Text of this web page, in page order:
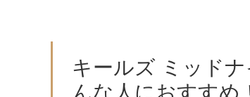
キールズ ミッド
んな人におすすめ